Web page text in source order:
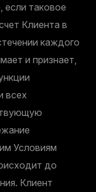
если таковое
Клиента в
каждого
и признает,
всех
Условиям
до
Клиент